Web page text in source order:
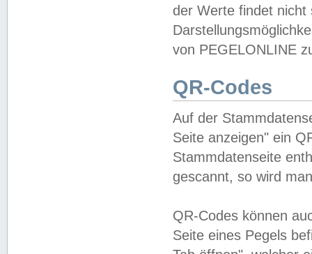
der Werte findet
von PEGELONLINE
QR-Codes
Auf der
Seite anzeigen" ein
Stammdatenseite
gescannt, so wird
QR-Codes können
Seite eines Pegels